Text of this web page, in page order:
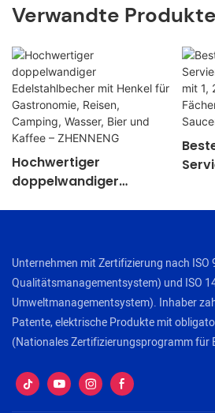
Verwandte Produkte
Hochwertiger
doppelwandiger
Wasser, Bier und Kaffee
– ZHENNENG
Unternehmen mit Zertifizierung nach
Qualitätsmanagementsystem) und ISO
Umweltmanagementsystem). Inhaber
Patente, elektrische Produkte mit
(Nationales Zertifizierungsprogramm für